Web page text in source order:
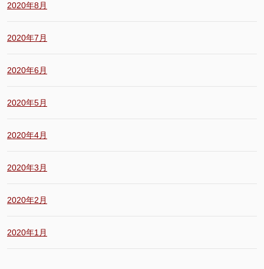
2020年8月
2020年7月
2020年6月
2020年5月
2020年4月
2020年3月
2020年2月
2020年1月